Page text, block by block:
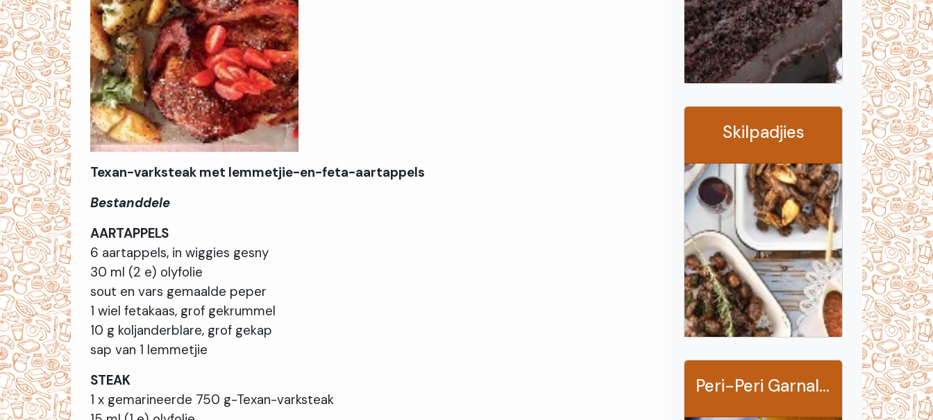
Registreer
Teken
In
Texan-varksteak met lemmetjie-en-feta-aartappels
Bestanddele
AARTAPPELS
6 aartappels, in wiggies gesny
30 ml (2 e) olyfolie
sout en vars gemaalde peper
1 wiel fetakaas, grof gekrummel
10 g koljanderblare, grof gekap
sap van 1 lemmetjie
STEAK
1 x gemarineerde 750 g-Texan-varksteak
Skilpadjies
Peri-Peri Garnale (Prawns)